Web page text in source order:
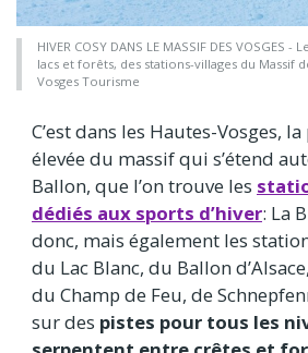
HIVER COSY DANS LE MASSIF DES VOSGES -
lacs et forêts, des stations-villages du Massif
Vosges Tourisme
C’est dans les Hautes-Vosges,
élevée du massif qui s’étend
Ballon, que l’on trouve les
dédiés aux sports d’hiver: La
donc, mais également les
du Lac Blanc, du Ballon
du Champ de Feu, de
sur des pistes pour tous les